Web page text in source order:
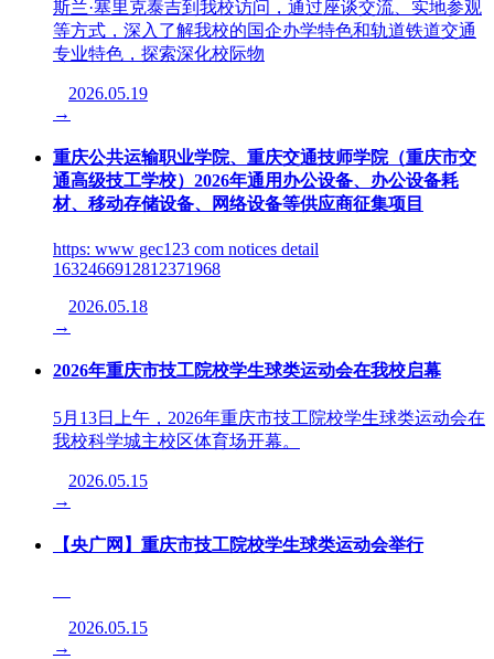
斯兰·塞里克泰吉到我校访问，通过座谈交流、实地参观
等方式，深入了解我校的国企办学特色和轨道铁道交通
专业特色，探索深化校际物
2026.05.19
→
重庆公共运输职业学院、重庆交通技师学院（重庆市交
通高级技工学校）2026年通用办公设备、办公设备耗
材、移动存储设备、网络设备等供应商征集项目
https: www gec123 com notices detail
1632466912812371968
2026.05.18
→
2026年重庆市技工院校学生球类运动会在我校启幕
5月13日上午，2026年重庆市技工院校学生球类运动会在
我校科学城主校区体育场开幕。
2026.05.15
→
【央广网】重庆市技工院校学生球类运动会举行
2026.05.15
→